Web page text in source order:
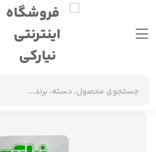
گیاهان دارویی اسپند (اسفند )